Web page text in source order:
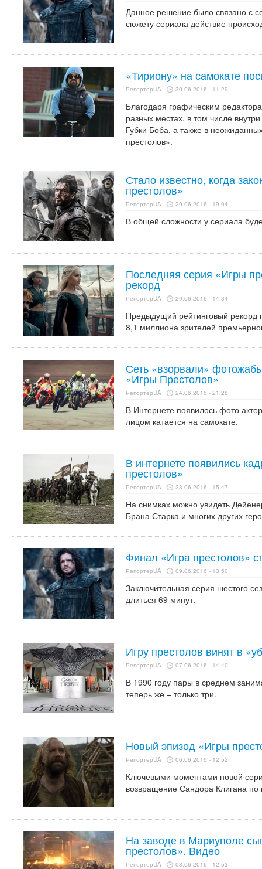
Данное решение было связано с
сюжету сериала действие
«Тириону» на самокате
РепортерUA 30.06.2016 - 11:29
Благодаря графическим
разных местах, в том числе
Губки Боба, а также в
престолов».
Стало известно, когда
престолов»
РепортерUA 29.06.2016 - 19:04
В общей сложности у сериала
Последняя серия «Игры
рекорд
РепортерUA 29.06.2016 - 14:34
Предыдущий рейтинговый рекорд
8,1 миллиона зрителей
Сеть «взорвали»
«Игры Престолов»
РепортерUA 24.06.2016 - 21:28
В Интернете появилось фото
лицом катается на самокате.
В интернете появились
престолов»
РепортерUA 23.06.2016 - 15:47
На снимках можно увидеть
Брана Старка и многих других
Финал «Игра престолов»
РепортерUA 09.06.2016 - 13:50
Заключительная серия шестого
длиться 69 минут.
Игру престолов винят в
РепортерUA 07.06.2016 - 14:40
В 1990 году пары в среднем
теперь же – только три.
Новый эпизод «Игры
РепортерUA 06.06.2016 - 12:52
Ключевыми моментами новой
возвращение Сандора Клигана
На заводе в Мариуполе
престолов». Видео
РепортерUA 03.06.2016 - 12:53